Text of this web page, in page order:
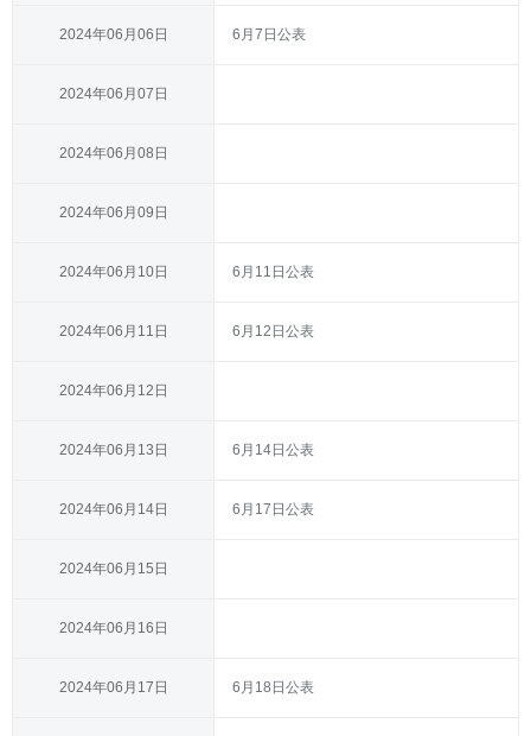
2024年06月06日 6月7日公表
2024年06月07日
2024年06月08日
2024年06月09日
2024年06月10日 6月11日公表
2024年06月11日 6月12日公表
2024年06月12日
2024年06月13日 6月14日公表
2024年06月14日 6月17日公表
2024年06月15日
2024年06月16日
2024年06月17日 6月18日公表